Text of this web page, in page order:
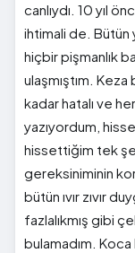
canlıydı. 10 yıl
ihtimali de. Bütün
hiçbir pişmanlık
ulaşmıştım.
kadar hatalı ve
yazıyordum,
hissettiğim tek
gereksiniminin
bütün ıvır zıvır
fazlalıkmış gibi
bulamadım.